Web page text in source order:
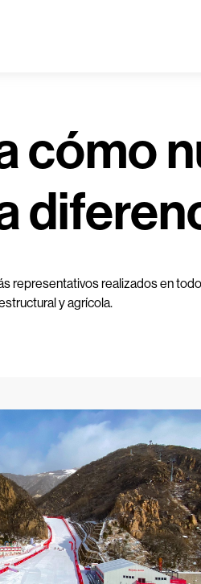
cómo
representativos realizados en
y agrícola.